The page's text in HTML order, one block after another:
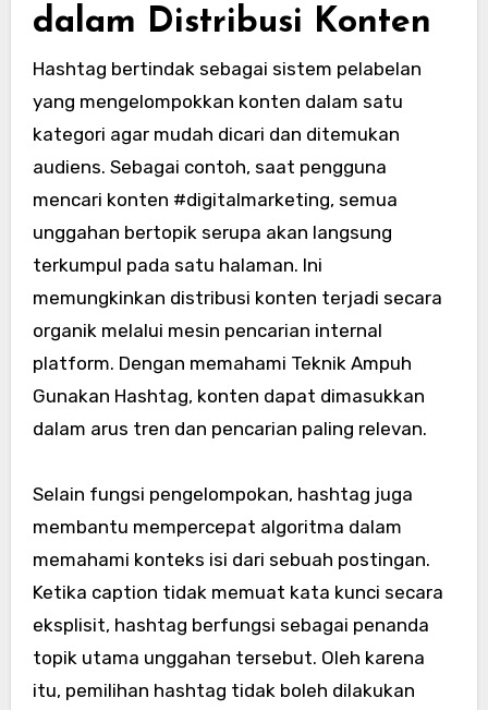
dalam Distribusi Konten
Hashtag bertindak sebagai sistem pelabelan
yang mengelompokkan konten dalam satu
kategori agar mudah dicari dan ditemukan
audiens. Sebagai contoh, saat pengguna
mencari konten #digitalmarketing, semua
unggahan bertopik serupa akan langsung
terkumpul pada satu halaman. Ini
memungkinkan distribusi konten terjadi secara
organik melalui mesin pencarian internal
platform. Dengan memahami Teknik Ampuh
Gunakan Hashtag, konten dapat dimasukkan
dalam arus tren dan pencarian paling relevan.
Selain fungsi pengelompokan, hashtag juga
membantu mempercepat algoritma dalam
memahami konteks isi dari sebuah postingan.
Ketika caption tidak memuat kata kunci secara
eksplisit, hashtag berfungsi sebagai penanda
topik utama unggahan tersebut. Oleh karena
itu, pemilihan hashtag tidak boleh dilakukan